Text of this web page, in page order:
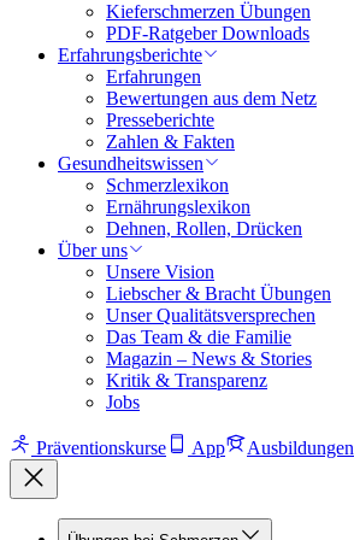
Kieferschmerzen Übungen
PDF-Ratgeber Downloads
Erfahrungsberichte
Erfahrungen
Bewertungen aus dem Netz
Presseberichte
Zahlen & Fakten
Gesundheitswissen
Schmerzlexikon
Ernährungslexikon
Dehnen, Rollen, Drücken
Über uns
Unsere Vision
Liebscher & Bracht Übungen
Unser Qualitätsversprechen
Das Team & die Familie
Magazin – News & Stories
Kritik & Transparenz
Jobs
Präventionskurse App Ausbildungen